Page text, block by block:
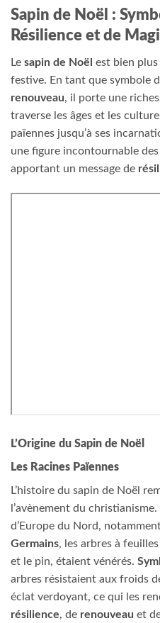
Sapin de Noël :
Résilience et de
Le sapin de Noël est bien plus
festive. En tant que symbole
renouveau, il porte une
traverse les âges et les
païennes jusqu’à ses
une figure incontournable des
apportant un message de
L’Origine du Sapin de Noël
Les Racines Païennes
L’histoire du sapin de Noël
l’avènement du
d’Europe du Nord,
Germains, les arbres à
et le pin, étaient vénérés.
arbres résistaient aux froids
éclat verdoyant, ce qui les
résilience, de renouveau et